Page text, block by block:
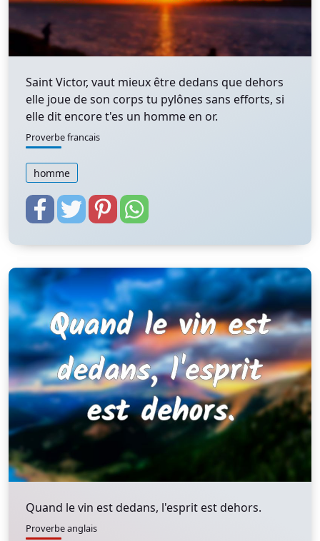
Saint Victor, vaut mieux être dedans que dehors
elle joue de son corps tu pylônes sans efforts, si
elle dit encore t'es un homme en or.
Proverbe francais
homme
Quand le vin est dedans, l'esprit est dehors.
Proverbe anglais